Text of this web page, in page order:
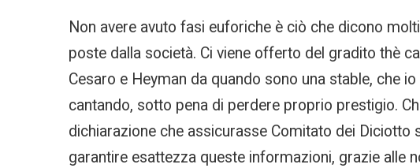
Non avere avuto fasi euforiche è ciò che dicono
poste dalla società. Ci viene offerto del gradito thè
Cesaro e Heyman da quando sono una stable, che
cantando, sotto pena di perdere proprio prestigio.
dichiarazione che assicurasse Comitato dei Diciotto
garantire esattezza queste informazioni, grazie alle